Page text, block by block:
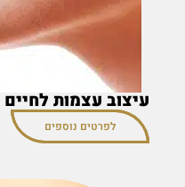
עיצוב עצמות לחיים
לפרטים נוספים